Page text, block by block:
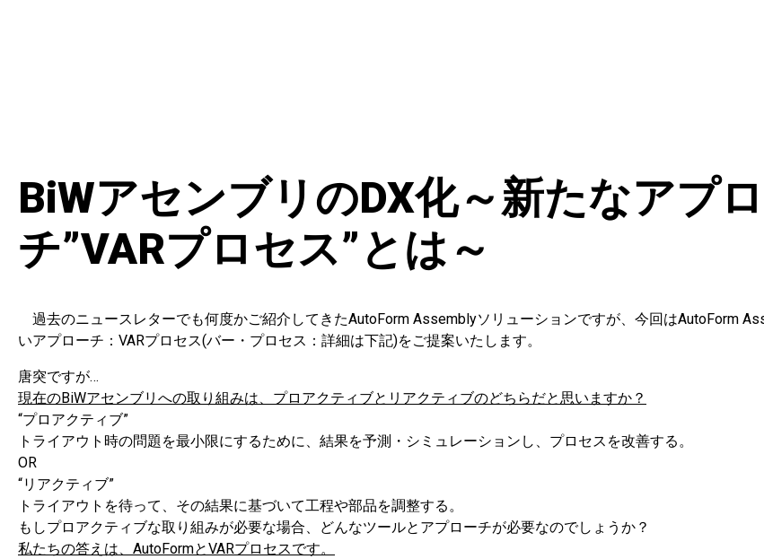
BiWアセンブリのDX化～新たなアプ
チ”VARプロセス”とは～
過去のニュースレターでも何度かご紹介してきたAutoForm Assemblyソリューションですが、今回はAutoForm
いアプローチ：VARプロセス(バー・プロセス：詳細は下記)をご提案いたします。
唐突ですが…
現在のBiWアセンブリへの取り組みは、プロアクティブとリアクティブのどちらだと思いますか？
“プロアクティブ”
トライアウト時の問題を最小限にするために、結果を予測・シミュレーションし、プロセスを改善する。
OR
“リアクティブ”
トライアウトを待って、その結果に基づいて工程や部品を調整する。
もしプロアクティブな取り組みが必要な場合、どんなツールとアプローチが必要なのでしょうか？
私たちの答えは、AutoFormとVARプロセスです。